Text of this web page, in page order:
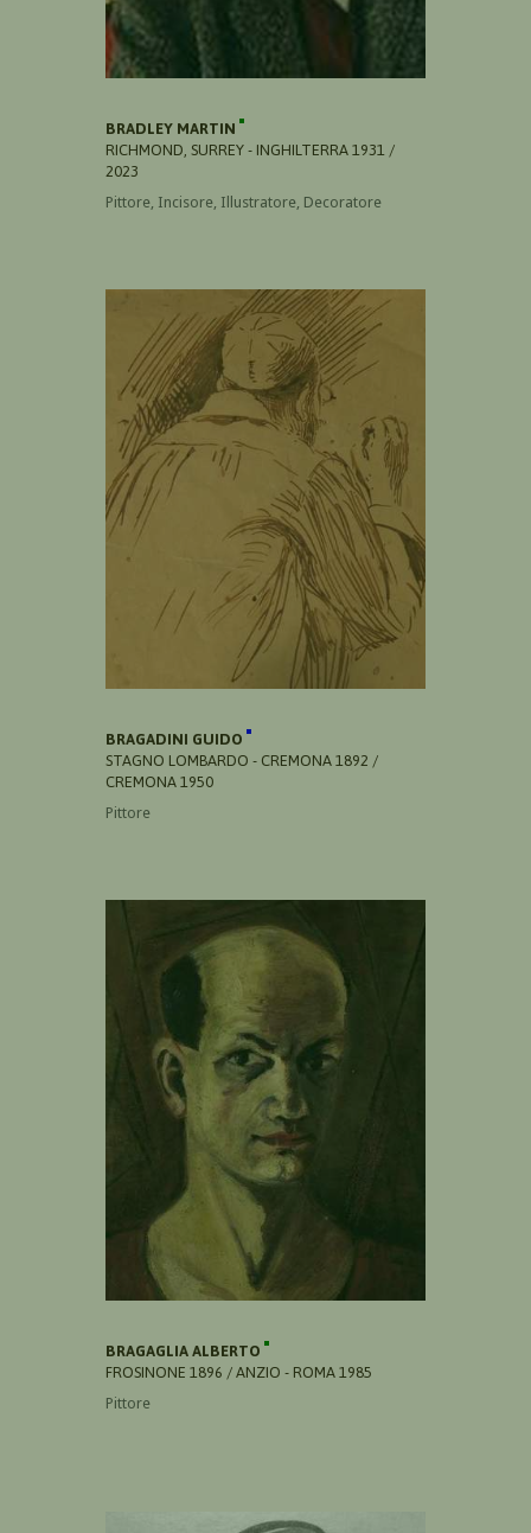
BRADLEY MARTIN
RICHMOND, SURREY - INGHILTERRA 1931 /
2023
Pittore, Incisore, Illustratore, Decoratore
BRAGADINI GUIDO
STAGNO LOMBARDO - CREMONA 1892 /
CREMONA 1950
Pittore
BRAGAGLIA ALBERTO
FROSINONE 1896 / ANZIO - ROMA 1985
Pittore